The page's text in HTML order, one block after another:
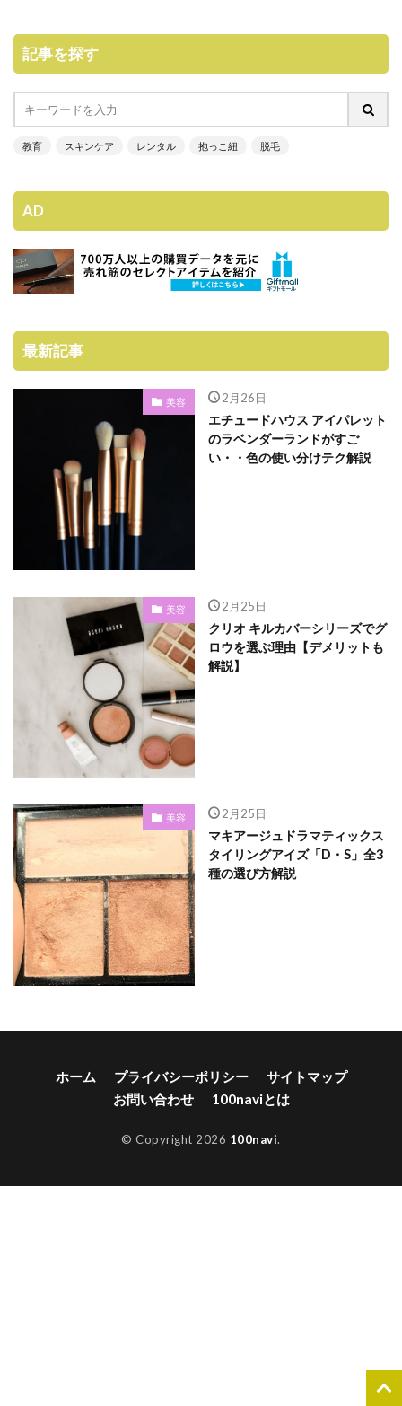
記事を探す
教育 スキンケア レンタル 抱っこ紐 脱毛
AD
最新記事
美容 2月26日
エチュードハウス アイパレット
のラベンダーランドがすご
い・・色の使い分けテク解説
美容 2月25日
クリオ キルカバーシリーズでグ
ロウを選ぶ理由【デメリットも
解説】
美容 2月25日
マキアージュドラマティックス
タイリングアイズ「D・S」全3
種の選び方解説
ホーム プライバシーポリシー
サイトマップ
お問い合わせ
100naviとは
© Copyright 2026 100navi.